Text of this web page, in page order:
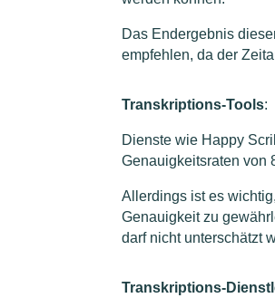
Das Endergebnis
empfehlen, da der
Transkriptions-Tools:
Dienste wie Happy
Genauigkeitsraten von
Allerdings ist es
Genauigkeit zu
darf nicht unterschätzt
Transkriptions-